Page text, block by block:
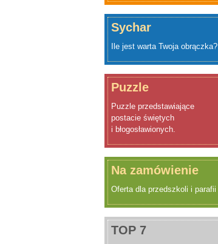
Sychar
Ile jest warta Twoja obrączka?
Puzzle
Puzzle przedstawiające
postacie świętych
i błogosławionych.
Na zamówienie
Oferta dla przedszkoli i parafii
TOP 7